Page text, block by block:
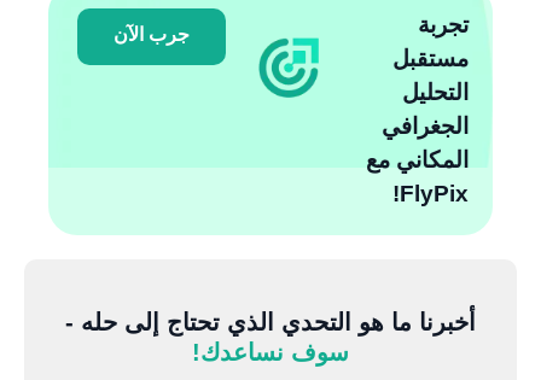
تجربة
مستقبل
التحليل
الجغرافي
المكاني مع
FlyPix!
جرب الآن
أخبرنا ما هو التحدي الذي تحتاج إلى حله -
سوف نساعدك!